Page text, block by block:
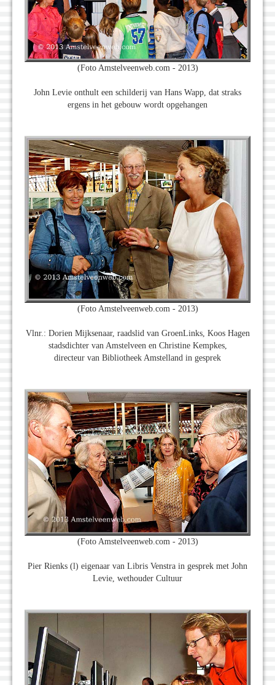
(Foto Amstelveenweb.com - 2013)
John Levie onthult een schilderij van Hans Wapp, dat straks
ergens in het gebouw wordt opgehangen
(Foto Amstelveenweb.com - 2013)
Vlnr.: Dorien Mijksenaar, raadslid van GroenLinks, Koos Hagen
stadsdichter van Amstelveen en Christine Kempkes,
directeur van Bibliotheek Amstelland in gesprek
(Foto Amstelveenweb.com - 2013)
Pier Rienks (l) eigenaar van Libris Venstra in gesprek met John
Levie, wethouder Cultuur